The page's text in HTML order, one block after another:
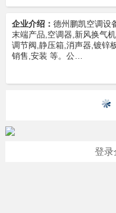
企业介绍： 德州鹏凯空调设
末端产品,空调器,新风换气
调节阀,静压箱,消声器,镀锌
销售,安装 等。公…
登录